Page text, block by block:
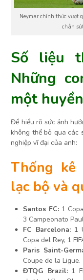
Neymar chính thức vượt
chân
Số liệu
Những
một
Để hiểu rõ sức ảnh
không thể bỏ qua các
nghiệp vĩ đại của anh:
Thống kê
lạc bộ và
Santos FC:1
3 Campeonato
FC Barcelona:1
Copa del Rey, 1
Paris Saint-
Coupe de la Ligue.
ĐTQG Brazil:1